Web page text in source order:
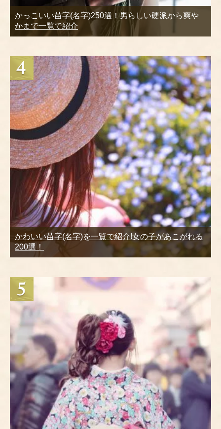
かっこいい苗字(名字)250選！男らしい硬派から爽や
かまで一覧で紹介
かわいい苗字(名字)を一覧で紹介!女の子があこがれる
200選！